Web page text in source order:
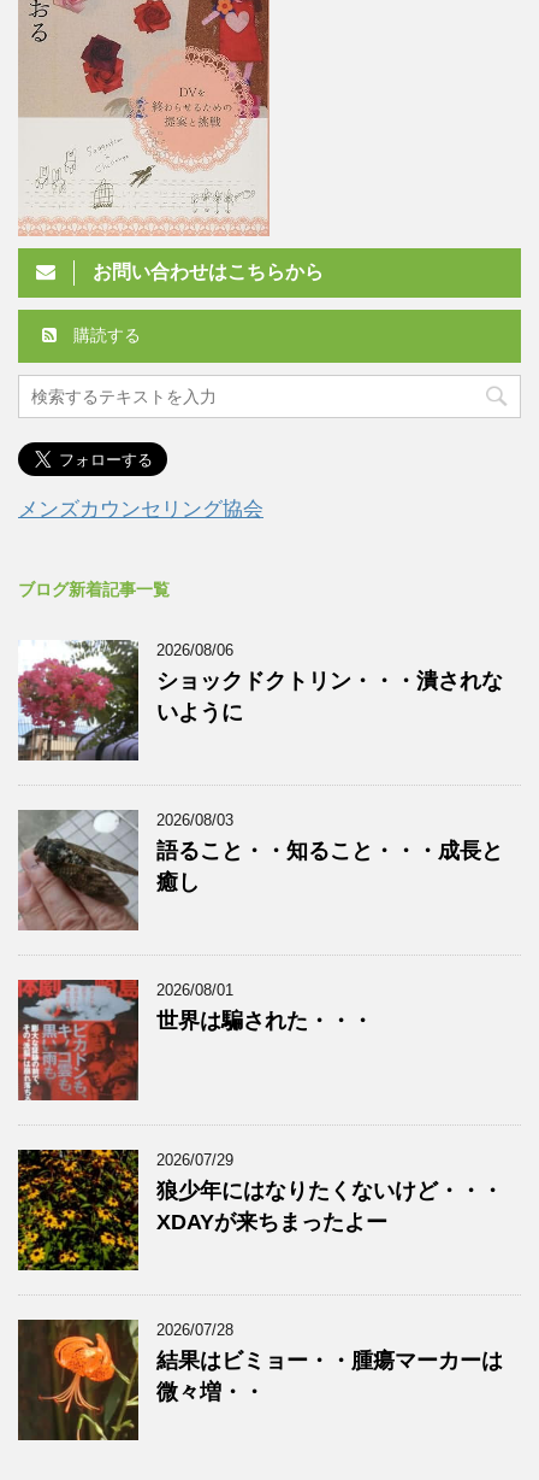
お問い合わせはこちらから
購読する
メンズカウンセリング協会
ブログ新着記事一覧
2026/08/06
ショックドクトリン・・・潰されな
いように
2026/08/03
語ること・・知ること・・・成長と
癒し
2026/08/01
世界は騙された・・・
2026/07/29
狼少年にはなりたくないけど・・・
XDAYが来ちまったよー
2026/07/28
結果はビミョー・・腫瘍マーカーは
微々増・・